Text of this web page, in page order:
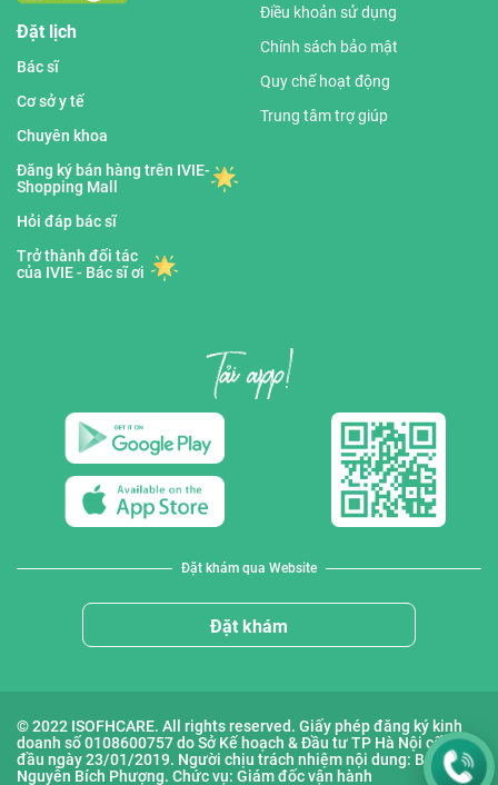
Đặt lịch
Bác sĩ
Cơ sở y tế
Chuyên khoa
Đăng ký bán hàng trên IVIE-
Shopping Mall
Hỏi đáp bác sĩ
Trở thành đối tác
của IVIE - Bác sĩ ơi
Điều khoản sử dụng
Chính sách bảo mật
Quy chế hoạt động
Trung tâm trợ giúp
Đặt khám qua Website
Đặt khám
© 2022 ISOFHCARE. All rights reserved. Giấy phép đăng ký kinh
doanh số 0108600757 do Sở Kế hoạch & Đầu tư TP Hà Nội cấp lần
đầu ngày 23/01/2019. Người chịu trách nhiệm nội dung: Bà
Nguyễn Bích Phượng. Chức vụ: Giám đốc vận hành